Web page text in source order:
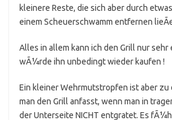
kleinere Reste, die sich aber durch
einem Scheuerschwamm entfernen
Alles in allem kann ich den Grill nur sehr
wÃ¼rde ihn unbedingt wieder kaufen !
Ein kleiner Wehrmutstropfen ist aber zu
man den Grill anfasst, wenn man in
der Unterseite NICHT entgratet. Es